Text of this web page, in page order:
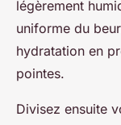
légèrement
uniforme du
hydratation en
pointes.
Divisez ensuite